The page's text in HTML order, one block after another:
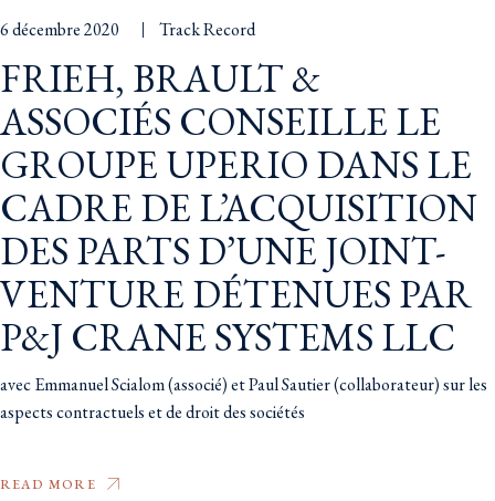
6 décembre 2020 Track Record
FRIEH, BRAULT &
ASSOCIÉS CONSEILLE LE
GROUPE UPERIO DANS LE
CADRE DE L’ACQUISITION
DES PARTS D’UNE JOINT-
VENTURE DÉTENUES PAR
P&J CRANE SYSTEMS LLC
avec Emmanuel Scialom (associé) et Paul Sautier (collaborateur) sur les
aspects contractuels et de droit des sociétés
READ MORE